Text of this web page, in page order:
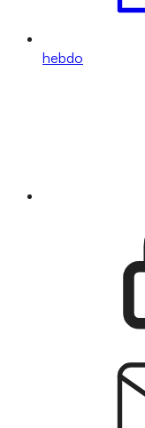
hebdo